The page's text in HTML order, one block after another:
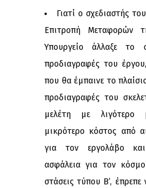
Γιατί ο σχεδιαστής
Επιτροπή Μεταφορών
Υπουργείο άλλαξε το
προδιαγραφές του
που θα έμπαινε το
προδιαγραφές του
μελέτη με λιγότερο
μικρότερο κόστος από
για τον εργολάβο
ασφάλεια για τον
στάσεις τύπου Β’, έπρεπε